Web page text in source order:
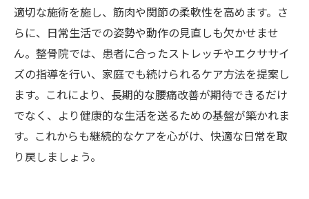
適切な施術を施し、筋肉や関節の柔軟性を高めます。さ
らに、日常生活での姿勢や動作の見直しも欠かせませ
ん。整骨院では、患者に合ったストレッチやエクササイ
ズの指導を行い、家庭でも続けられるケア方法を提案し
ます。これにより、長期的な腰痛改善が期待できるだけ
でなく、より健康的な生活を送るための基盤が築かれま
す。これからも継続的なケアを心がけ、快適な日常を取
り戻しましょう。